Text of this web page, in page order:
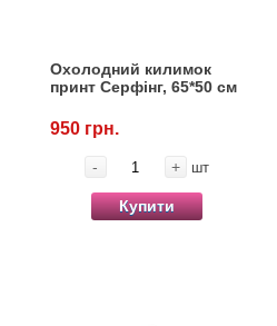
Охолодний килимок
принт Серфінг, 65*50 см
950 грн.
- + шт
Купити